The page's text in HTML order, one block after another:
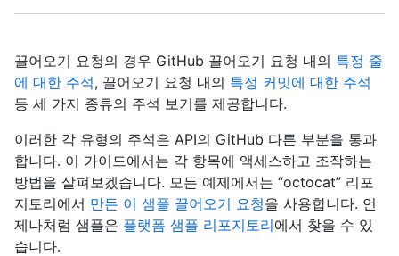
끌어오기 요청의 경우 GitHub 끌어오기 요청 내의 특정 줄
에 대한 주석, 끌어오기 요청 내의 특정 커밋에 대한 주석
등 세 가지 종류의 주석 보기를 제공합니다.
이러한 각 유형의 주석은 API의 GitHub 다른 부분을 통과
합니다. 이 가이드에서는 각 항목에 액세스하고 조작하는
방법을 살펴보겠습니다. 모든 예제에서는 “octocat” 리포
지토리에서 만든 이 샘플 끌어오기 요청을 사용합니다. 언
제나처럼 샘플은 플랫폼 샘플 리포지토리에서 찾을 수 있
습니다.